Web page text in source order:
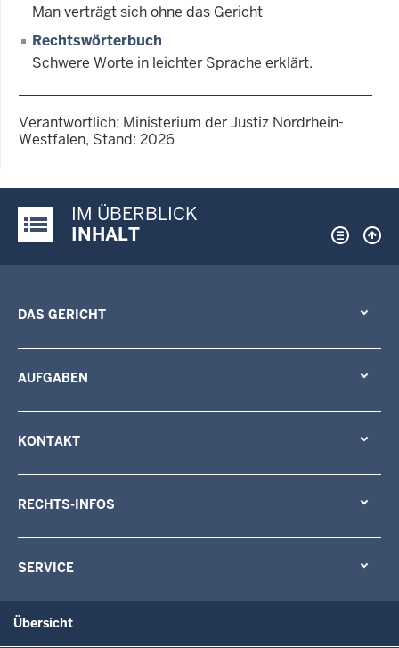
Man verträgt sich ohne das Gericht
Rechtswörterbuch
Schwere Worte in leichter Sprache erklärt.
Verantwortlich: Ministerium der Justiz Nordrhein-
Westfalen, Stand: 2026
Justiz-Portal im Überblick:
IM ÜBERBLICK
INHALT
DAS GERICHT
AUFGABEN
KONTAKT
RECHTS-INFOS
SERVICE
Übersicht